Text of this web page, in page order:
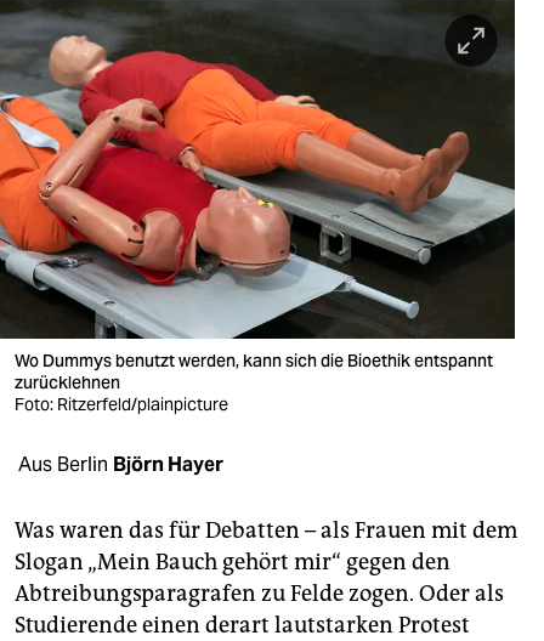
berlin
nord
wahrheit
verlag
verlag
veranstaltungen
fragen & hilfe
unterstützen
abo
epaper login
Wo Dummys benutzt werden, kann sich die Bioethik entspannt
zurücklehnen
Foto: Ritzerfeld/plainpicture
Aus Berlin Björn Hayer
Was waren das für Debatten – als Frauen mit dem
Slogan „Mein Bauch gehört mir“ gegen den
Abtreibungsparagrafen zu Felde zogen. Oder als
Studierende einen derart lautstarken Protest